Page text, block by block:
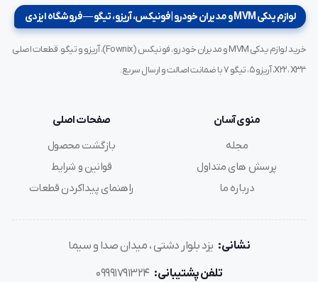
لوازم یدکی MVM و مدیران خودرو | فونیکس، آریزو، تیگو — فروشگاه ایزدی
خرید لوازم یدکی MVM و مدیران خودرو، فونیکس (Fownix)، آریزو و تیگو. قطعات اصلی
X22، X33، آریزو ۵، تیگو ۷ با ضمانت اصالت و ارسال سریع.
منوی آسان
مجله
پرسش های متداول
درباره ما
صفحات اصلی
بازگشت محصول
قوانین و شرایط
راهنمای پیداکردن قطعات
نشانی: یزد بلوار دشتی ، میدان صدا و سیما
تلفن پشتیبانی: 09991791324